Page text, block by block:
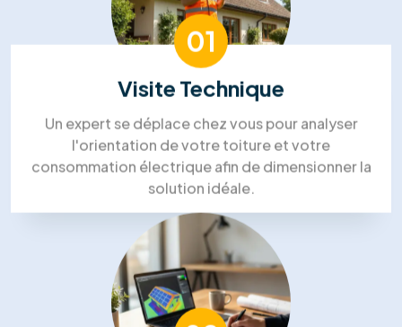
Silvia Strutui
“Isolation des combles, panneaux solaires et
PAC. Ils ont coordonné tous les corps de métier,
ce qui a été un vrai soulagement. Le chef de
investissement, mais nous sommes confiants
pour les économies futures.”
Zoe Pelletier
Lin Aung
Steven Bruce